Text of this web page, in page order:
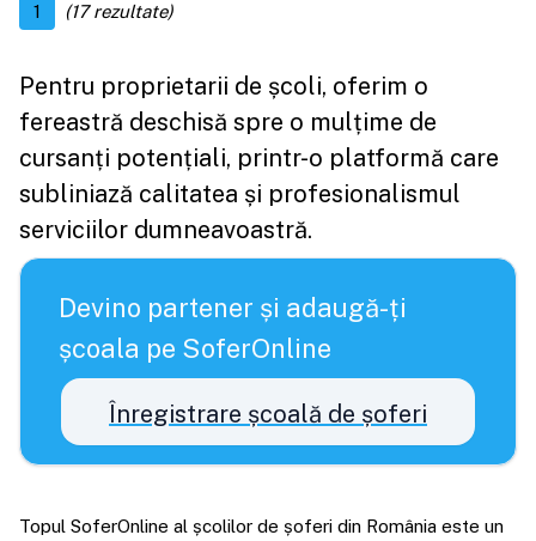
1 (17rezultate)
Pentru proprietarii de școli, oferim o
fereastră deschisă spre o mulțime de
cursanți potențiali, printr-o platformă care
subliniază calitatea și profesionalismul
serviciilor dumneavoastră.
Devino partener și adaugă-ți
școala pe SoferOnline
Înregistrare școală de șoferi
Topul SoferOnline al școlilor de șoferi din România este un